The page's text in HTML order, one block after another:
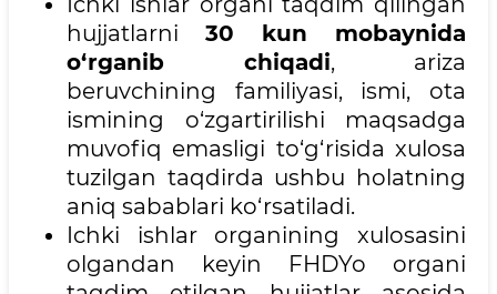
hujjatlarni 30 kun mobaynida
o‘rganib chiqadi, ariza
beruvchining familiyasi, ismi, ota
ismining o‘zgartirilishi maqsadga
muvofiq emasligi to‘g‘risida xulosa
tuzilgan taqdirda ushbu holatning
aniq sabablari ko‘rsatiladi.
Ichki ishlar organining xulosasini
olgandan keyin FHDYo organi